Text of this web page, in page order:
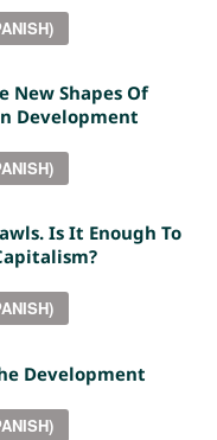
New Shapes Of
Development
Is It Enough To
Development